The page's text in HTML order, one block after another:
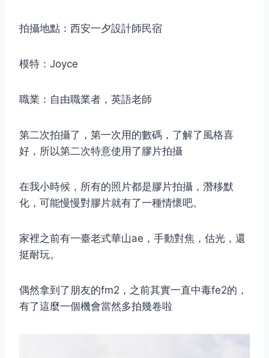
拍攝地點：西安一夕設計師民宿
模特：Joyce
職業：自由職業者，英語老師
第二次拍攝了，第一次用的數碼，了解了風格喜
好，所以第二次特意使用了膠片拍攝
在我小時候，所有的照片都是膠片拍攝，潛移默
化，可能慢慢對膠片就有了一種情懷吧。
家裡之前有一臺老式華山ae，手動對焦，估光，還
挺耐玩。
偶然拿到了朋友的fm2，之前其實一直中毒fe2的，
有了這麼一個機會當然多拍幾卷啦